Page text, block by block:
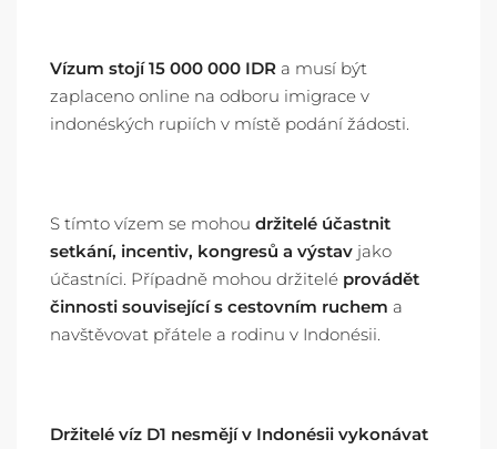
Vízum stojí 15 000 000 IDR a musí být
zaplaceno online na odboru imigrace v
indonéských rupiích v místě podání žádosti.
S tímto vízem se mohou držitelé účastnit
setkání, incentiv, kongresů a výstav jako
účastníci. Případně mohou držitelé provádět
činnosti související s cestovním ruchem a
navštěvovat přátele a rodinu v Indonésii.
Držitelé víz D1 nesmějí v Indonésii vykonávat